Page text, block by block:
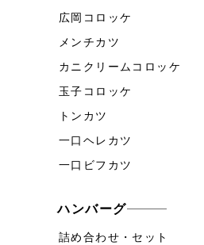
広岡コロッケ
メンチカツ
カニクリームコロッケ
玉子コロッケ
トンカツ
一口ヘレカツ
一口ビフカツ
ハンバーグ
詰め合わせ・セット